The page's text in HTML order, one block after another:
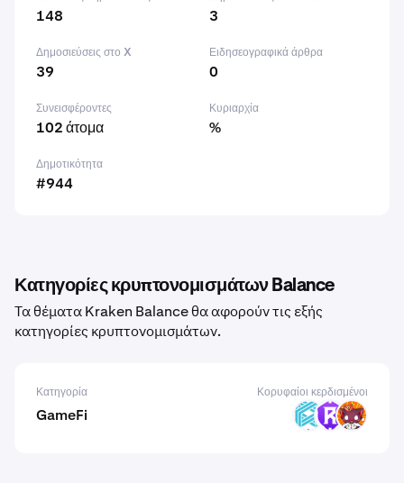
148 3
Δημοσιεύσεις στο X
39
Ειδησεογραφικά άρθρα
0
Συνεισφέροντες
102 άτομα
Κυριαρχία
%
Δημοτικότητα
#944
Κατηγορίες κρυπτονομισμάτων Balance
Τα θέματα Kraken Balance θα αφορούν τις εξής
κατηγορίες κρυπτονομισμάτων.
Κατηγορία Κορυφαίοι κερδισμένοι
GameFi LUX RST KO